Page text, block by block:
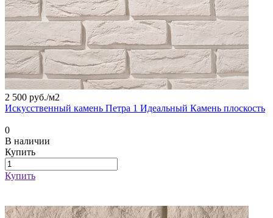
2 500 руб./м2
Искусственный камень Петра 1 Идеальный Камень плоскость
0
В наличии
Купить
Купить